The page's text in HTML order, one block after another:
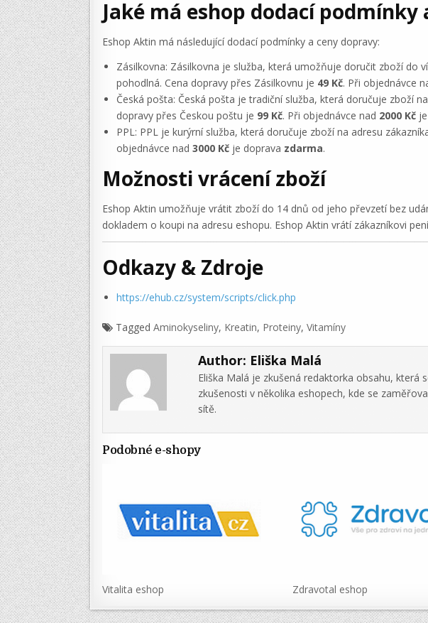
Jaké má eshop dodací
Eshop Aktin má následující dodací podmínky a ceny dopravy:
Zásilkovna: Zásilkovna je služba, která umožňuje doručit zboží do
pohodlná. Cena dopravy přes Zásilkovnu je 49 Kč. Při objednávce
Česká pošta: Česká pošta je tradiční služba, která doručuje zboží
dopravy přes Českou poštu je 99 Kč. Při objednávce nad 2000 Kč
PPL: PPL je kurýrní služba, která doručuje zboží na adresu
objednávce nad 3000 Kč je doprava zdarma.
Možnosti vrácení zboží
Eshop Aktin umožňuje vrátit zboží do 14 dnů od jeho převzetí bez
dokladem o koupi na adresu eshopu. Eshop Aktin vrátí zákazníkovi
Odkazy & Zdroje
https://ehub.cz/system/scripts/click.php
Tagged Aminokyseliny, Kreatin, Proteiny, Vitamíny
Author: Eliška Malá
Eliška Malá je zkušená redaktorka obsahu,
zkušenosti v několika eshopech, kde se
sítě.
Podobné e-shopy
Vitalita eshop Zdravotal eshop